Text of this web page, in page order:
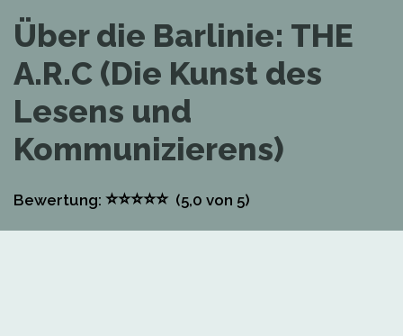
Über die Barlinie: THE
A.R.C (Die Kunst des
Lesens und
Kommunizierens)
Bewertung: ⭐⭐⭐⭐⭐(5,0 von 5)